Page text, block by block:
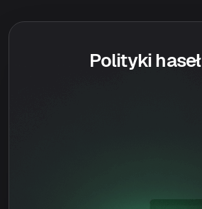
Polityki haseł